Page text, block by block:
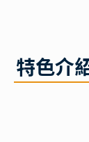
特色介